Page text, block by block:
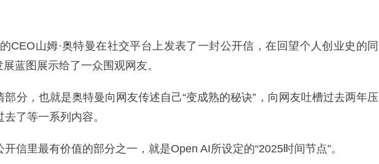
CEO山姆·奥特曼在社交平台上发表了一封公开信，在回望个人创业史的同
蓝图展示给了一众围观网友。
分，也就是奥特曼向网友传述自己“变成熟的秘诀”，向网友吐槽过去两年压
了等一系列内容。
信里最有价值的部分之一，就是Open AI所设定的“2025时间节点”。